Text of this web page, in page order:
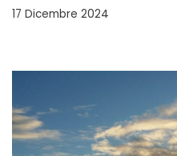
17 Dicembre 2024